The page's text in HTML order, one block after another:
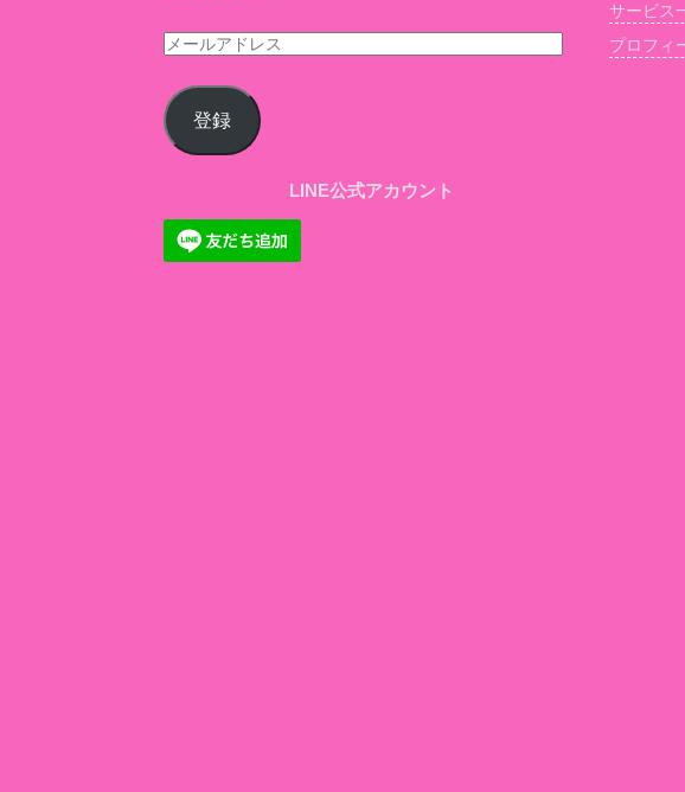
メ
ル
ア
レ
ス
登録
LINE公式アカウント
サービス
プロフィ